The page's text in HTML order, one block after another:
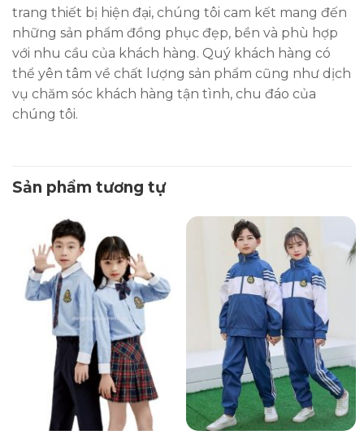
trang thiết bị hiện đại, chúng tôi cam kết mang đến
những sản phẩm đồng phục đẹp, bền và phù hợp
với nhu cầu của khách hàng. Quý khách hàng có
thể yên tâm về chất lượng sản phẩm cũng như dịch
vụ chăm sóc khách hàng tận tình, chu đáo của
chúng tôi.
Sản phẩm tương tự